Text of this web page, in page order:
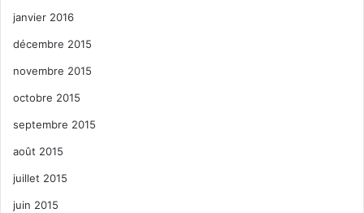
janvier 2016
décembre 2015
novembre 2015
octobre 2015
septembre 2015
août 2015
juillet 2015
juin 2015